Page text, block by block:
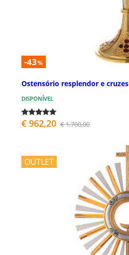
-43%
Ostensório resplendor e cruzes
DISPONÍVEL
€ 962,20 € 1.700,00
OUTLET